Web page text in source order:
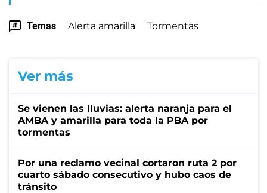
Temas Alerta amarilla Tormentas
Ver más
Se vienen las lluvias: alerta naranja para el
AMBA y amarilla para toda la PBA por
tormentas
Por una reclamo vecinal cortaron ruta 2 por
cuarto sábado consecutivo y hubo caos de
tránsito